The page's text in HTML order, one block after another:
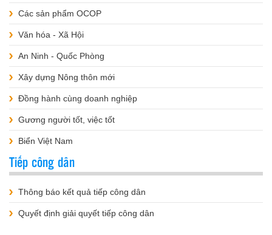
Các sản phẩm OCOP
Văn hóa - Xã Hội
An Ninh - Quốc Phòng
Xây dựng Nông thôn mới
Đồng hành cùng doanh nghiệp
Gương người tốt, việc tốt
Biển Việt Nam
Tiếp công dân
Thông báo kết quả tiếp công dân
Quyết định giải quyết tiếp công dân